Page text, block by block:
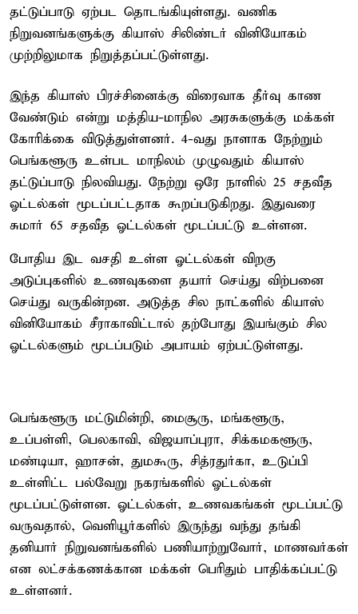
தட்டுப்பாடு ஏற்பட தொடங்கியுள்ளது. வணிக
நிறுவனங்களுக்கு கியாஸ் சிலிண்டர் வினியோகம்
முற்றிலுமாக நிறுத்தப்பட்டுள்ளது.
இந்த கியாஸ் பிரச்சினைக்கு விரைவாக தீர்வு காண
வேண்டும் என்று மத்திய-மாநில அரசுகளுக்கு மக்கள்
கோரிக்கை விடுத்துள்ளனர். 4-வது நாளாக நேற்றும்
பெங்களூரு உள்பட மாநிலம் முழுவதும் கியாஸ்
தட்டுப்பாடு நிலவியது. நேற்று ஒரே நாளில் 25 சதவீத
ஓட்டல்கள் மூடப்பட்டதாக கூறப்படுகிறது. இதுவரை
சுமார் 65 சதவீத ஓட்டல்கள் மூடப்பட்டு உள்ளன.
போதிய இட வசதி உள்ள ஓட்டல்கள் விறகு
அடுப்புகளில் உணவுகளை தயார் செய்து விற்பனை
செய்து வருகின்றன. அடுத்த சில நாட்களில் கியாஸ்
வினியோகம் சீராகாவிட்டால் தற்போது இயங்கும் சில
ஓட்டல்களும் மூடப்படும் அபாயம் ஏற்பட்டுள்ளது.
பெங்களூரு மட்டுமின்றி, மைசூரு, மங்களூரு,
உப்பள்ளி, பெலகாவி, விஜயாப்புரா, சிக்கமகளூரு,
மண்டியா, ஹாசன், துமகூரு, சித்ரதுர்கா, உடுப்பி
உள்ளிட்ட பல்வேறு நகரங்களில் ஓட்டல்கள்
மூடப்பட்டுள்ளன. ஓட்டல்கள், உணவகங்கள் மூடப்பட்டு
வருவதால், வெளியூர்களில் இருந்து வந்து தங்கி
தனியார் நிறுவனங்களில் பணியாற்றுவோர், மாணவர்கள்
என லட்சக்கணக்கான மக்கள் பெரிதும் பாதிக்கப்பட்டு
உள்ளனர்.